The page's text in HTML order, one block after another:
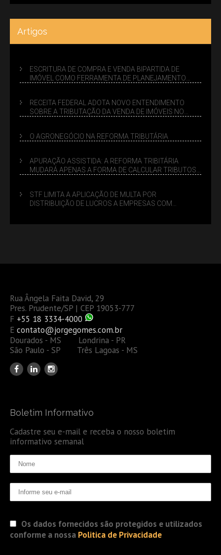
Artigos
ESCRITURA DE COMPRA E VENDA BIPARTIDA DE
IMÓVEL COMO FERRAMENTA DE PLANEJAMENTO
RECEITA FEDERAL ADOTA NOVO ENTENDIMENTO
SOBRE A TRIBUTAÇÃO DA VENDA DE IMÓVEIS NO
O AGRONEGÓCIO NA REFORMA TRIBUTÁRIA
APURAÇÃO ASSISTIDA: A REFORMA TRIBITÁRIA
MUDARÁ APENAS A FORMA DE CALCULAR TRIBUTOS
STF LIMITA A APLICAÇÃO DE MULTA POR
DISTRIBUIÇÃO DE LUCROS A EMPRESAS COM
Rua Ângela Faita David, 29
Pres. Prudente/SP | CEP 19053-777
F +55 18 3334-4000
E contato@jorgegomes.com.br
Dourados - MS Londrina - PR
São Paulo - SP Três Lagoas - MS
Boletim Informativo
Cadastre seu e-mail e receba o nosso boletim
informativo semanal
Os dados fornecidos são protegidos e utilizados
conforme a nossa Politica de Privacidade